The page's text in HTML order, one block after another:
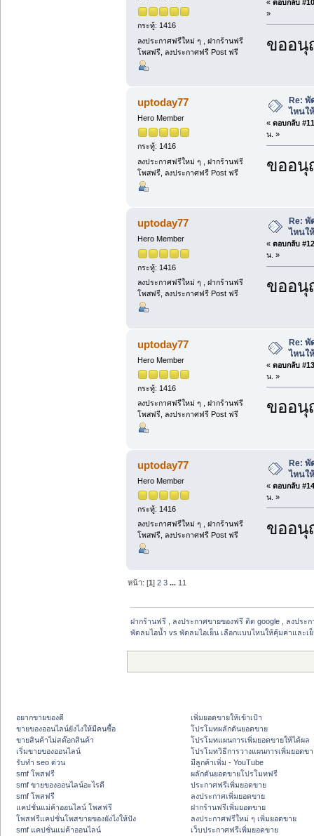
กระทู้: 1416
ลงประกาศฟรีใหม่ ๆ , ฝากร้านฟรี
โพสฟรี, ลงประกาศฟรี Post ฟรี
« ตอบกลับ
»
ขออนุ
uptoday77
Hero Member
กระทู้: 1416
ลงประกาศฟรีใหม่ ๆ , ฝากร้านฟรี
โพสฟรี, ลงประกาศฟรี Post ฟรี
Re: พั
ไหนใ
« ตอบกลับ
น. »
ขออนุ
uptoday77
Hero Member
กระทู้: 1416
ลงประกาศฟรีใหม่ ๆ , ฝากร้านฟรี
โพสฟรี, ลงประกาศฟรี Post ฟรี
Re: พั
ไหนใ
« ตอบกลับ
น. »
ขออนุ
uptoday77
Hero Member
กระทู้: 1416
ลงประกาศฟรีใหม่ ๆ , ฝากร้านฟรี
โพสฟรี, ลงประกาศฟรี Post ฟรี
Re: พั
ไหนใ
« ตอบกลับ
น. »
ขออนุ
uptoday77
Hero Member
กระทู้: 1416
ลงประกาศฟรีใหม่ ๆ , ฝากร้านฟรี
โพสฟรี, ลงประกาศฟรี Post ฟรี
Re: พั
ไหนใ
« ตอบกลับ
น. »
ขออนุ
หน้า: [1]2 3 ... 11
ฝากร้านฟรี , ลงประกาศขายของฟรี ติด google , ลงประ
พัดลมไอน้ำ vs พัดลมไอเย็น เลือกแบบไหนให้คุ้มค่าและเ
อยากขายของดี
ขายของออนไลน์ยังไงให้มีคนซื้อ
ขายสินค้าไม่สต๊อกสินค้า
เริ่มขายของออนไลน์
รับทำ seo ด่วน
smf โพสฟรี
smf ขายของออนไลน์อะไรดี
smf โพสฟรี
แคปชั่นแม่ค้าออนไลน์ โพสฟรี
โพสฟรีแคปชั่นโพสขายของยังไงให้ปัง
smf แคปชั่นแม่ค้าออนไลน์
เพิ่มยอดขายให้เข้าเป้า
โปรโมทผลักดันยอดขาย
โปรโมทแผนการเพิ่มยอดขายให้ได้ผล
โปรโมทวิธีการวางแผนการเพิ่มยอดข
มีลูกค้าเพิ่ม - YouTube
ผลักดันยอดขายโปรโมทฟรี
ประกาศฟรีเพิ่มยอดขาย
ลงประกาศเพิ่มยอดขาย
ฝากร้านฟรีเพิ่มยอดขาย
ลงประกาศฟรีใหม่ ๆ เพิ่มยอดขาย
เว็บประกาศฟรีเพิ่มยอดขาย